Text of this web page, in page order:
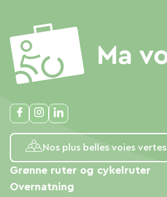
Nos plus belles voies vertes
Grønne ruter og cykelruter
Overnatning